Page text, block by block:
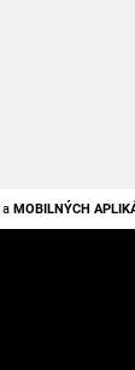
a MOBILNÝCH